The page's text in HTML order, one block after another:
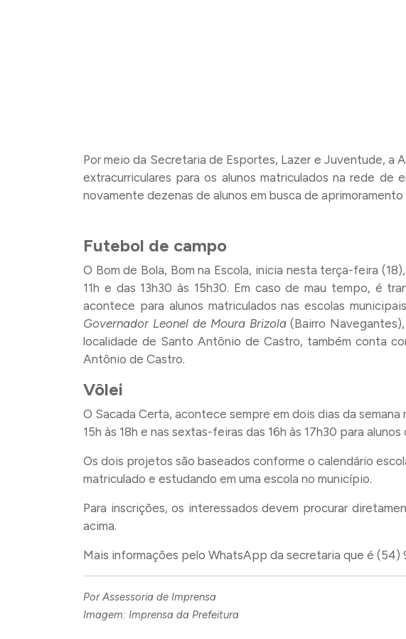
Por meio da Secretaria de Esportes, Lazer e Juventude,
extracurriculares para os alunos matriculados na rede de
novamente dezenas de alunos em busca de
Futebol de campo
O Bom de Bola, Bom na Escola, inicia nesta terça-feira
11h e das 13h30 às 15h30. Em caso de mau tempo, é
acontece para alunos matriculados nas escolas
Governador Leonel de Moura Brizola(Bairro Navegantes),
localidade de Santo Antônio de Castro, também conta
Antônio de Castro.
Vôlei
O Sacada Certa, acontece sempre em dois dias da
15h às 18h e nas sextas-feiras das 16h às 17h30 para
Os dois projetos são baseados conforme o calendário
matriculado e estudando em uma escola no município.
Para inscrições, os interessados devem procurar
acima.
Mais informações pelo WhatsApp da secretaria que é (54)
Por Assessoria de Imprensa
Imagem: Imprensa da Prefeitura